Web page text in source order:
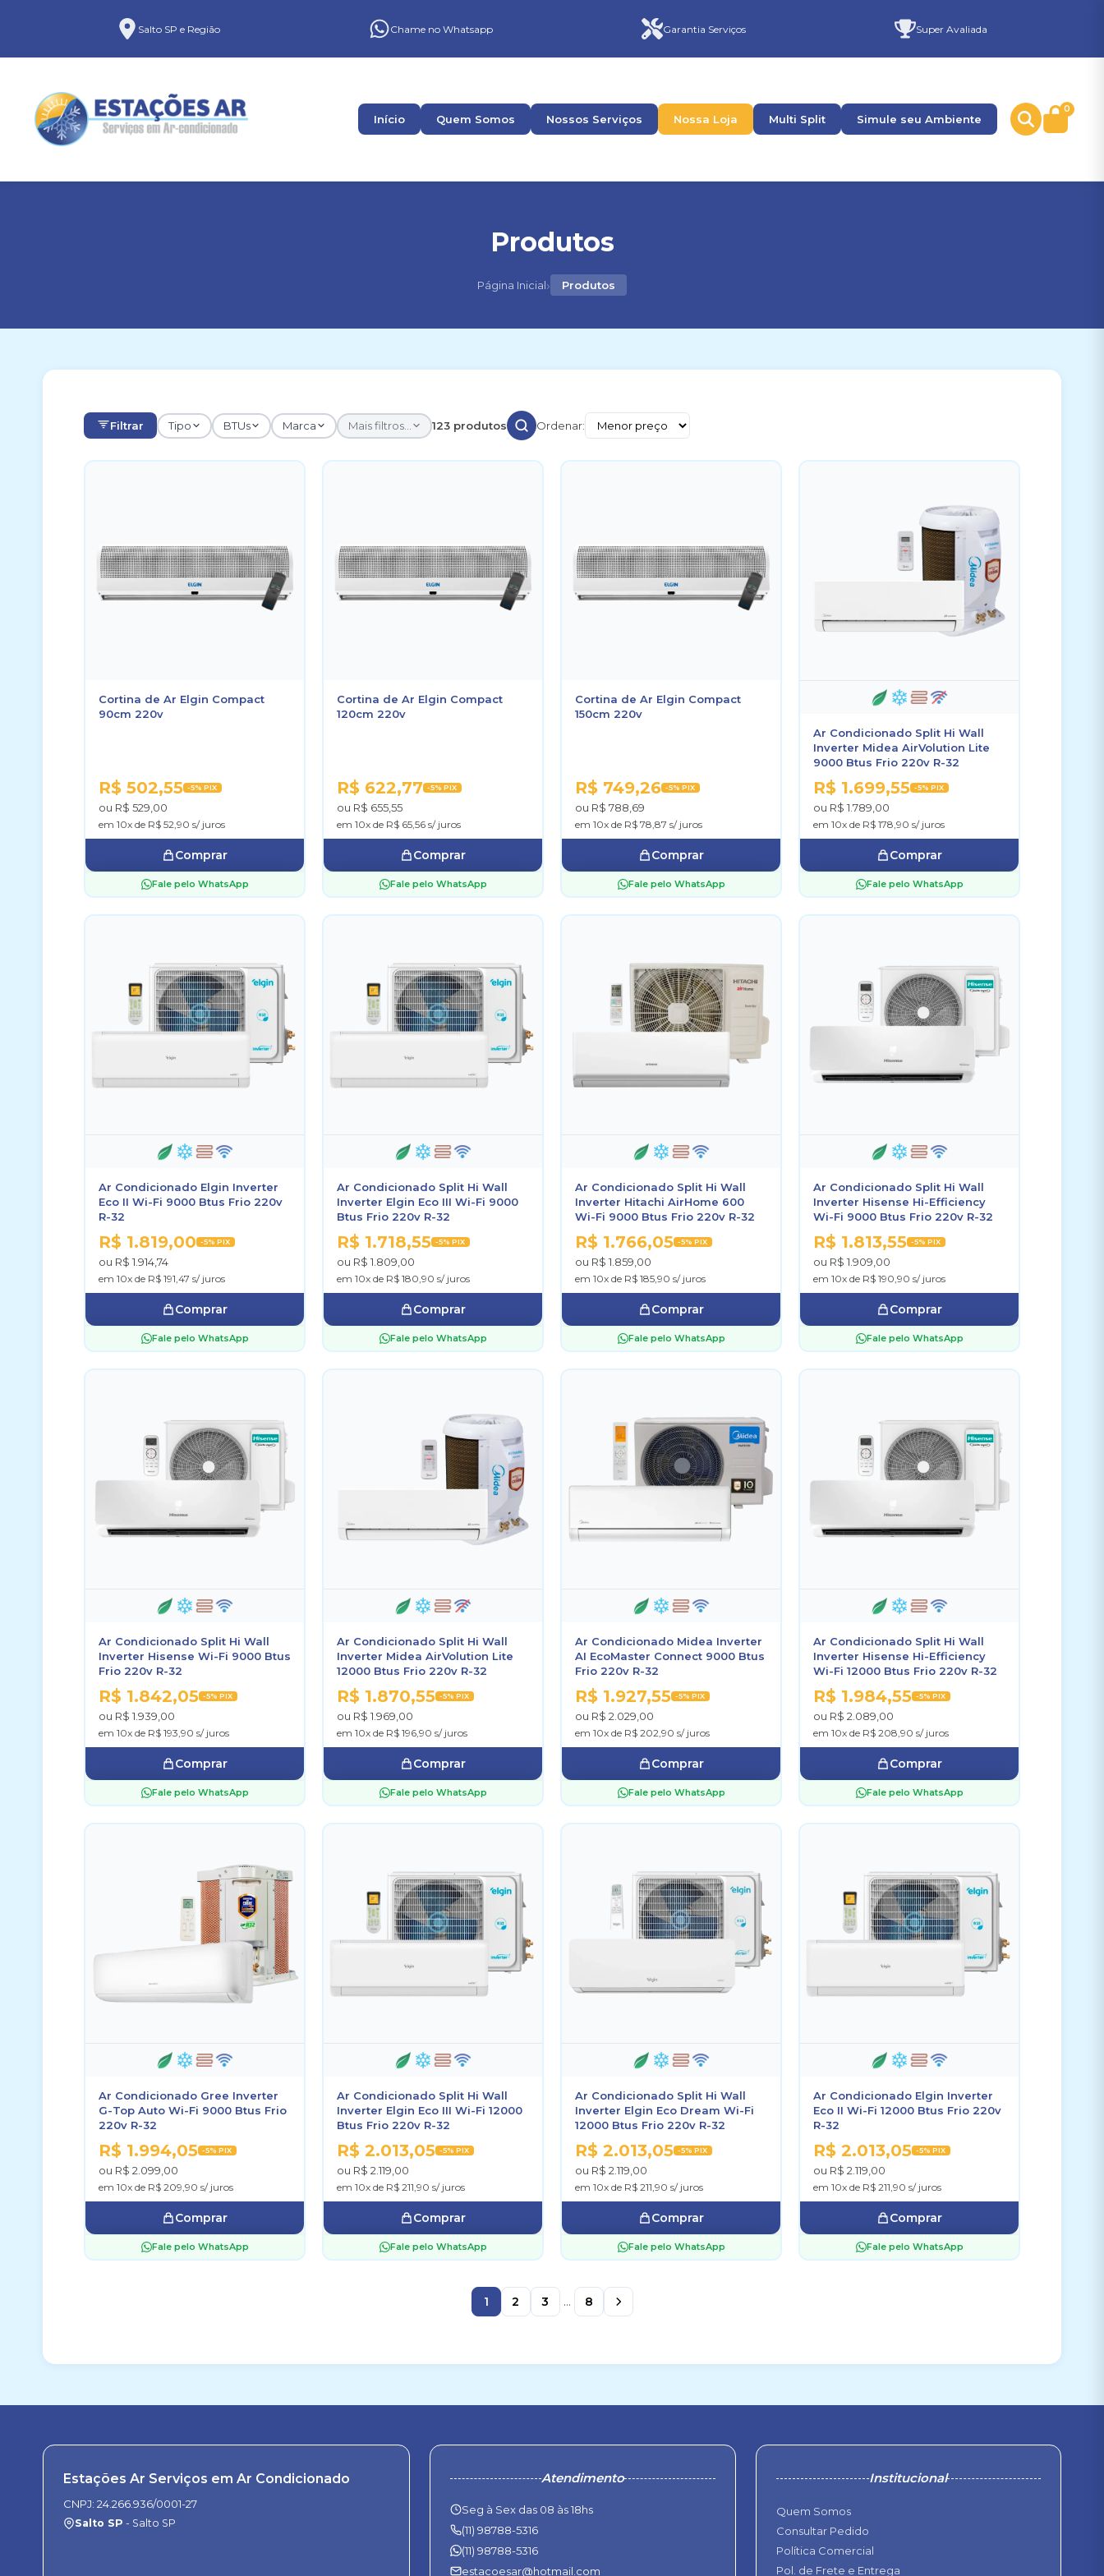
Salto SP e Região Chame no Whatsapp Garantia Serviços Super Avaliada
Início Quem Somos Nossos Serviços Nossa Loja Multi Split Simule seu Ambiente
0
Produtos
Página Inicial› Produtos
Filtrar Tipo BTUs Marca Mais filtros... 123 produtos Ordenar:
Cortina de Ar Elgin Compact
90cm 220v
R$ 502,55 -5% PIX
ou R$ 529,00
em 10x de R$ 52,90 s/ juros
Comprar
Fale pelo WhatsApp
Cortina de Ar Elgin Compact
120cm 220v
R$ 622,77 -5% PIX
ou R$ 655,55
em 10x de R$ 65,56 s/ juros
Comprar
Fale pelo WhatsApp
Cortina de Ar Elgin Compact
150cm 220v
R$ 749,26 -5% PIX
ou R$ 788,69
em 10x de R$ 78,87 s/ juros
Comprar
Fale pelo WhatsApp
Ar Condicionado Split Hi Wall
Inverter Midea AirVolution Lite
9000 Btus Frio 220v R-32
R$ 1.699,55 -5% PIX
ou R$ 1.789,00
em 10x de R$ 178,90 s/ juros
Comprar
Fale pelo WhatsApp
Ar Condicionado Elgin Inverter
Eco II Wi-Fi 9000 Btus Frio 220v
R-32
R$ 1.819,00 -5% PIX
ou R$ 1.914,74
em 10x de R$ 191,47 s/ juros
Comprar
Fale pelo WhatsApp
Ar Condicionado Split Hi Wall
Inverter Elgin Eco III Wi-Fi 9000
Btus Frio 220v R-32
R$ 1.718,55 -5% PIX
ou R$ 1.809,00
em 10x de R$ 180,90 s/ juros
Comprar
Fale pelo WhatsApp
Ar Condicionado Split Hi Wall
Inverter Hitachi AirHome 600
Wi-Fi 9000 Btus Frio 220v R-32
R$ 1.766,05 -5% PIX
ou R$ 1.859,00
em 10x de R$ 185,90 s/ juros
Comprar
Fale pelo WhatsApp
Ar Condicionado Split Hi Wall
Inverter Hisense Hi-Efficiency
Wi-Fi 9000 Btus Frio 220v R-32
R$ 1.813,55 -5% PIX
ou R$ 1.909,00
em 10x de R$ 190,90 s/ juros
Comprar
Fale pelo WhatsApp
Ar Condicionado Split Hi Wall
Inverter Hisense Wi-Fi 9000 Btus
Frio 220v R-32
R$ 1.842,05 -5% PIX
ou R$ 1.939,00
em 10x de R$ 193,90 s/ juros
Comprar
Fale pelo WhatsApp
Ar Condicionado Split Hi Wall
Inverter Midea AirVolution Lite
12000 Btus Frio 220v R-32
R$ 1.870,55 -5% PIX
ou R$ 1.969,00
em 10x de R$ 196,90 s/ juros
Comprar
Fale pelo WhatsApp
Ar Condicionado Midea Inverter
AI EcoMaster Connect 9000 Btus
Frio 220v R-32
R$ 1.927,55 -5% PIX
ou R$ 2.029,00
em 10x de R$ 202,90 s/ juros
Comprar
Fale pelo WhatsApp
Ar Condicionado Split Hi Wall
Inverter Hisense Hi-Efficiency
Wi-Fi 12000 Btus Frio 220v R-32
R$ 1.984,55 -5% PIX
ou R$ 2.089,00
em 10x de R$ 208,90 s/ juros
Comprar
Fale pelo WhatsApp
Ar Condicionado Gree Inverter
G-Top Auto Wi-Fi 9000 Btus Frio
220v R-32
R$ 1.994,05 -5% PIX
ou R$ 2.099,00
em 10x de R$ 209,90 s/ juros
Comprar
Fale pelo WhatsApp
Ar Condicionado Split Hi Wall
Inverter Elgin Eco III Wi-Fi 12000
Btus Frio 220v R-32
R$ 2.013,05 -5% PIX
ou R$ 2.119,00
em 10x de R$ 211,90 s/ juros
Comprar
Fale pelo WhatsApp
Ar Condicionado Split Hi Wall
Inverter Elgin Eco Dream Wi-Fi
12000 Btus Frio 220v R-32
R$ 2.013,05 -5% PIX
ou R$ 2.119,00
em 10x de R$ 211,90 s/ juros
Comprar
Fale pelo WhatsApp
Ar Condicionado Elgin Inverter
Eco II Wi-Fi 12000 Btus Frio 220v
R-32
R$ 2.013,05 -5% PIX
ou R$ 2.119,00
em 10x de R$ 211,90 s/ juros
Comprar
Fale pelo WhatsApp
1 2 3 ... 8
Estações Ar Serviços em Ar Condicionado
CNPJ: 24.266.936/0001-27
Salto SP - Salto SP
Atendimento
Seg à Sex das 08 às 18hs
(11) 98788-5316
(11) 98788-5316
estacoesar@hotmail.com
Institucional
Quem Somos
Consultar Pedido
Política Comercial
Pol. de Frete e Entrega